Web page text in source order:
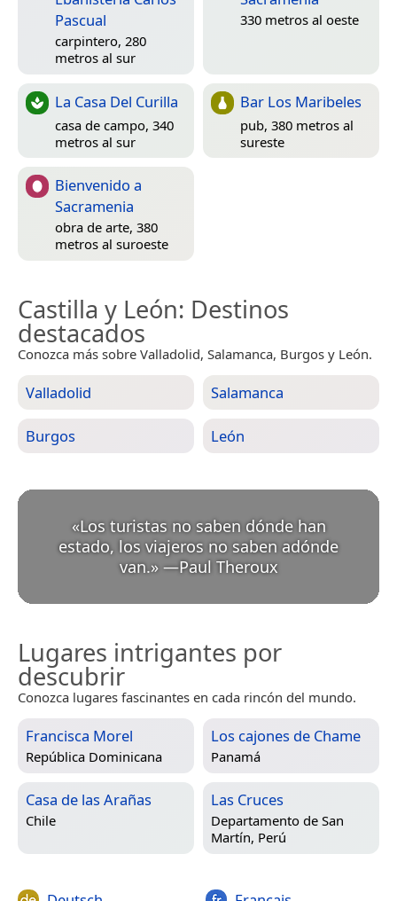
Pascual
carpintero, 280
metros al sur
330 metros al oeste
La Casa Del Curilla
casa de campo, 340
metros al sur
Bar Los Maribeles
pub, 380 metros al
sureste
Bienvenido a
Sacramenia
obra de arte, 380
metros al suroeste
Castilla y León: Destinos
destacados
Conozca más sobre Valladolid, Salamanca, Burgos y León.
Valladolid Salamanca
Burgos León
«Los turistas no saben dónde han
estado, los viajeros no saben adónde
van.» —Paul Theroux
Lugares intrigantes por
descubrir
Conozca lugares fascinantes en cada rincón del mundo.
Francisca Morel
República Dominicana
Los cajones de Chame
Panamá
Casa de las Arañas
Chile
Las Cruces
Departamento de San
Martín, Perú